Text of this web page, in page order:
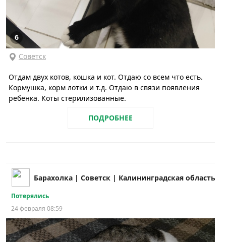
6
Советск
Отдам двух котов, кошка и кот. Отдаю со всем что есть.
Кормушка, корм лотки и т.д. Отдаю в связи появления
ребенка. Коты стерилизованные.
ПОДРОБНЕЕ
Барахолка | Советск | Калининградская область
Потерялись
24 февраля 08:59